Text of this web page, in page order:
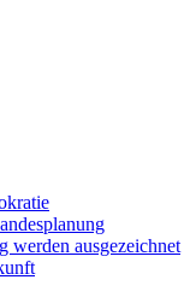
werden ausgezeichnet